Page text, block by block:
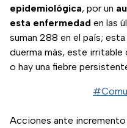
epidemiológica, por un
esta enfermedad en las
suman 288 en el país;
duerma más, este
o hay una fiebre
Acciones ante